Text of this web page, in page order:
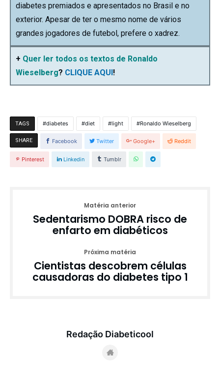
diabetes premiados e apresentados no Brasil e no
exterior. Apesar de ter o mesmo nome de vários
grandes jogadores de futebol, prefere o xadrez.
+ Quer ler todos os textos de Ronaldo
Wieselberg? CLIQUE AQUI!
TAGS diabetes diet light Ronaldo Wieselberg
SHARE Facebook Twitter Google+ Reddit
Pinterest Linkedin Tumblr
Matéria anterior
Sedentarismo DOBRA risco de
enfarto em diabéticos
Próxima matéria
Cientistas descobrem células
causadoras do diabetes tipo 1
Redação Diabeticool